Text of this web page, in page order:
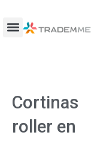
contenido
Cortinas
roller en